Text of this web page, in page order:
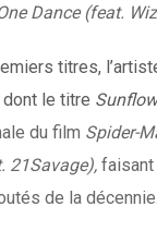
Dance (feat.
titres,
le titre
du film Spider-
21Savage), faisant
de la décennie.